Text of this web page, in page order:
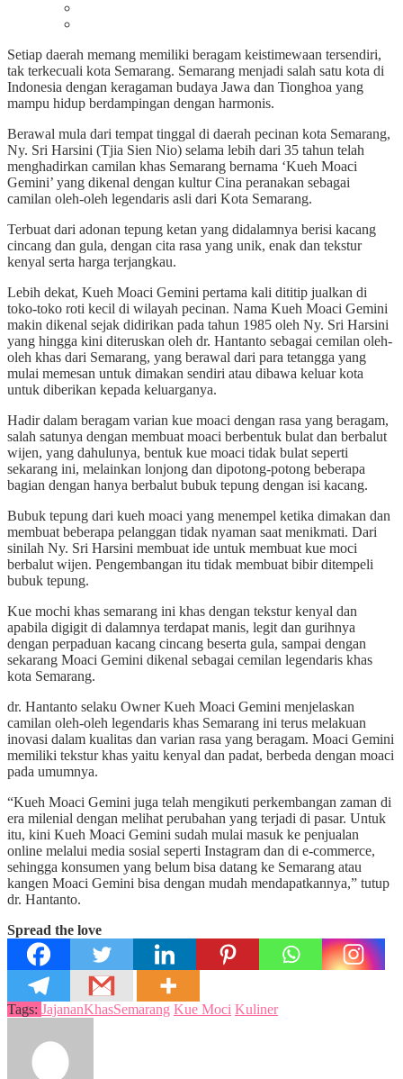
Setiap daerah memang memiliki beragam keistimewaan tersendiri,
tak terkecuali kota Semarang. Semarang menjadi salah satu kota di
Indonesia dengan keragaman budaya Jawa dan Tionghoa yang
mampu hidup berdampingan dengan harmonis.
Berawal mula dari tempat tinggal di daerah pecinan kota Semarang,
Ny. Sri Harsini (Tjia Sien Nio) selama lebih dari 35 tahun telah
menghadirkan camilan khas Semarang bernama ‘Kueh Moaci
Gemini’ yang dikenal dengan kultur Cina peranakan sebagai
camilan oleh-oleh legendaris asli dari Kota Semarang.
Terbuat dari adonan tepung ketan yang didalamnya berisi kacang
cincang dan gula, dengan cita rasa yang unik, enak dan tekstur
kenyal serta harga terjangkau.
Lebih dekat, Kueh Moaci Gemini pertama kali dititip jualkan di
toko-toko roti kecil di wilayah pecinan. Nama Kueh Moaci Gemini
makin dikenal sejak didirikan pada tahun 1985 oleh Ny. Sri Harsini
yang hingga kini diteruskan oleh dr. Hantanto sebagai cemilan oleh-
oleh khas dari Semarang, yang berawal dari para tetangga yang
mulai memesan untuk dimakan sendiri atau dibawa keluar kota
untuk diberikan kepada keluarganya.
Hadir dalam beragam varian kue moaci dengan rasa yang beragam,
salah satunya dengan membuat moaci berbentuk bulat dan berbalut
wijen, yang dahulunya, bentuk kue moaci tidak bulat seperti
sekarang ini, melainkan lonjong dan dipotong-potong beberapa
bagian dengan hanya berbalut bubuk tepung dengan isi kacang.
Bubuk tepung dari kueh moaci yang menempel ketika dimakan dan
membuat beberapa pelanggan tidak nyaman saat menikmati. Dari
sinilah Ny. Sri Harsini membuat ide untuk membuat kue moci
berbalut wijen. Pengembangan itu tidak membuat bibir ditempeli
bubuk tepung.
Kue mochi khas semarang ini khas dengan tekstur kenyal dan
apabila digigit di dalamnya terdapat manis, legit dan gurihnya
dengan perpaduan kacang cincang beserta gula, sampai dengan
sekarang Moaci Gemini dikenal sebagai cemilan legendaris khas
kota Semarang.
dr. Hantanto selaku Owner Kueh Moaci Gemini menjelaskan
camilan oleh-oleh legendaris khas Semarang ini terus melakuan
inovasi dalam kualitas dan varian rasa yang beragam. Moaci Gemini
memiliki tekstur khas yaitu kenyal dan padat, berbeda dengan moaci
pada umumnya.
“Kueh Moaci Gemini juga telah mengikuti perkembangan zaman di
era milenial dengan melihat perubahan yang terjadi di pasar. Untuk
itu, kini Kueh Moaci Gemini sudah mulai masuk ke penjualan
online melalui media sosial seperti Instagram dan di e-commerce,
sehingga konsumen yang belum bisa datang ke Semarang atau
kangen Moaci Gemini bisa dengan mudah mendapatkannya,” tutup
dr. Hantanto.
Spread the love
Tags: JajananKhasSemarang Kue Moci Kuliner